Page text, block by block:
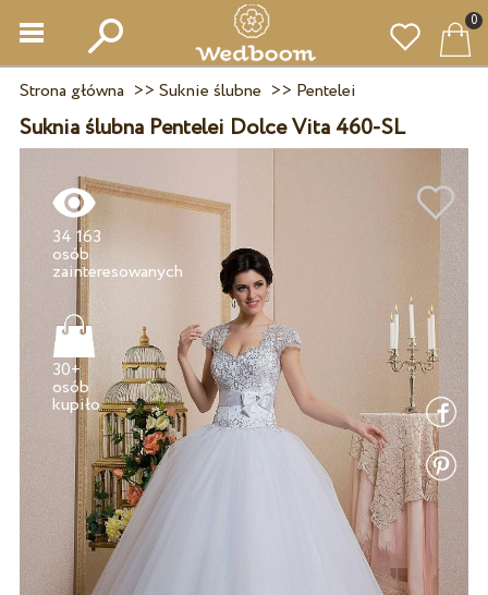
0
Strona główna >> Suknie ślubne >> Pentelei
Suknia ślubna Pentelei Dolce Vita 460-SL
34 163
osób
30+
osób
kupiło